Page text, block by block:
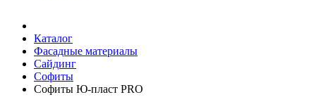
Каталог
Фасадные материалы
Сайдинг
Софиты
Софиты Ю-пласт PRO